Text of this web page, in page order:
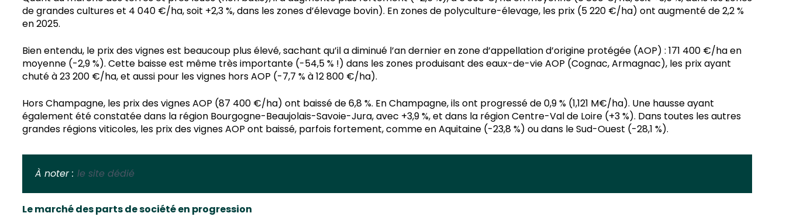
de grandes cultures et 4 040 €/ha, soit +2,3 %, dans les zones d’élevage bovin). En zones de polyculture-élevage, les prix (5 220 €/ha) ont augmenté de 2,2 %
en 2025.
Bien entendu, le prix des vignes est beaucoup plus élevé, sachant qu’il a diminué l’an dernier en zone d’appellation d’origine protégée (AOP) : 171 400 €/ha en
moyenne (-2,9 %). Cette baisse est même très importante (-54,5 % !) dans les zones produisant des eaux-de-vie AOP (Cognac, Armagnac), les prix ayant
chuté à 23 200 €/ha, et aussi pour les vignes hors AOP (-7,7 % à 12 800 €/ha).
Hors Champagne, les prix des vignes AOP (87 400 €/ha) ont baissé de 6,8 %. En Champagne, ils ont progressé de 0,9 % (1,121 M€/ha). Une hausse ayant
également été constatée dans la région Bourgogne-Beaujolais-Savoie-Jura, avec +3,9 %, et dans la région Centre-Val de Loire (+3 %). Dans toutes les autres
grandes régions viticoles, les prix des vignes AOP ont baissé, parfois fortement, comme en Aquitaine (-23,8 %) ou dans le Sud-Ouest (-28,1 %).
À noter : le site dédié
Le marché des parts de société en progression